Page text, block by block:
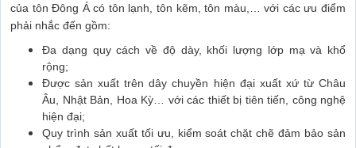
của tôn Đông Á có tôn lạnh, tôn kẽm, tôn màu,… với các ưu điểm
phải nhắc đến gồm:
Đa dạng quy cách về độ dày, khối lượng lớp mạ và khổ
rộng;
Được sản xuất trên dây chuyền hiện đại xuất xứ từ Châu
Âu, Nhật Bản, Hoa Kỳ… với các thiết bị tiên tiến, công nghệ
hiện đại;
Quy trình sản xuất tối ưu, kiểm soát chặt chẽ đảm bảo sản